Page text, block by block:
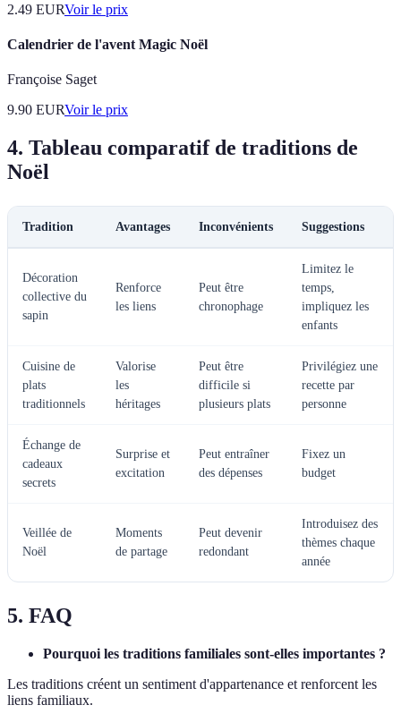
2.49 EURVoir le prix
Calendrier de l'avent Magic Noël
Françoise Saget
9.90 EURVoir le prix
4. Tableau comparatif de traditions de
Noël
Tradition Avantages Inconvénients Suggestions
Décoration
collective du
sapin
Renforce
les liens
Peut être
chronophage
Limitez le
temps,
impliquez les
enfants
Cuisine de
plats
traditionnels
Valorise
les
héritages
Peut être
difficile si
plusieurs plats
Privilégiez une
recette par
personne
Échange de
cadeaux
secrets
Surprise et
excitation
Peut entraîner
des dépenses
Fixez un
budget
Veillée de
Noël
Moments
de partage
Peut devenir
redondant
Introduisez des
thèmes chaque
année
5. FAQ
Pourquoi les traditions familiales sont-elles importantes ?
Les traditions créent un sentiment d'appartenance et renforcent les
liens familiaux.